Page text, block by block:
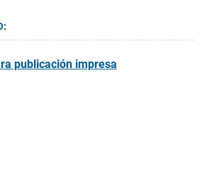
publicación impresa